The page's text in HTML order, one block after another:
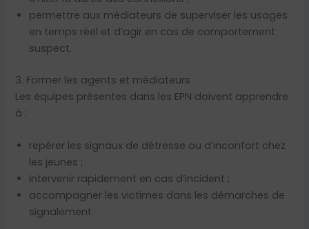
permettre aux médiateurs de superviser les usages
en temps réel et d’agir en cas de comportement
suspect.
3. Former les agents et médiateurs
Les équipes présentes dans les EPN doivent apprendre
à :
repérer les signaux de détresse ou d’inconfort chez
les jeunes ;
intervenir rapidement en cas d’incident ;
accompagner les victimes dans les démarches de
signalement.